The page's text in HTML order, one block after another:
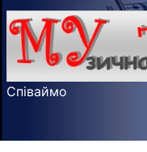
Співаймо